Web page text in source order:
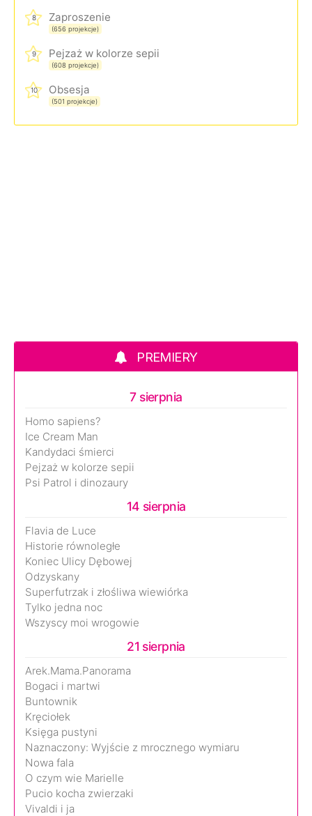
8 Zaproszenie
(656 projekcje)
9 Pejzaż w kolorze sepii
(608 projekcje)
10 Obsesja
(501 projekcje)
PREMIERY
7 sierpnia
Homo sapiens?
Ice Cream Man
Kandydaci śmierci
Pejzaż w kolorze sepii
Psi Patrol i dinozaury
14 sierpnia
Flavia de Luce
Historie równoległe
Koniec Ulicy Dębowej
Odzyskany
Superfutrzak i złośliwa wiewiórka
Tylko jedna noc
Wszyscy moi wrogowie
21 sierpnia
Arek.Mama.Panorama
Bogaci i martwi
Buntownik
Kręciołek
Księga pustyni
Naznaczony: Wyjście z mrocznego wymiaru
Nowa fala
O czym wie Marielle
Pucio kocha zwierzaki
Vivaldi i ja